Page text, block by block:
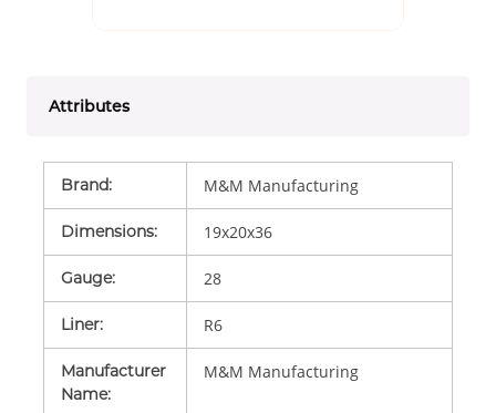
Attributes
Brand: M&M Manufacturing
Dimensions: 19x20x36
Gauge: 28
Liner: R6
Manufacturer
Name:
M&M Manufacturing